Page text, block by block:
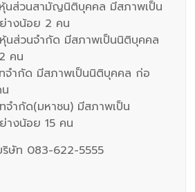
นส่วนสามัญนิติบุคคล มีสภาพเป็น
างน้อย 2 คน
นส่วนจำกัด มีสภาพเป็นนิติบุคคล
คน
จำกัด มีสภาพเป็นนิติบุคคล ก่อ
จำกัด(มหาชน) มีสภาพเป็น
งน้อย 15 คน
ริษัท 083-622-5555